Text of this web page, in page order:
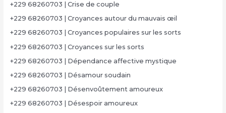
+229 68260703 | Crise de couple
+229 68260703 | Croyances autour du mauvais œil
+229 68260703 | Croyances populaires sur les sorts
+229 68260703 | Croyances sur les sorts
+229 68260703 | Dépendance affective mystique
+229 68260703 | Désamour soudain
+229 68260703 | Désenvoûtement amoureux
+229 68260703 | Désespoir amoureux